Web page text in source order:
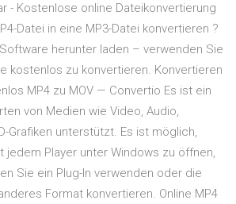
- Kostenlose online Dateikonvertierung
Datei in eine MP3-Datei konvertieren ?
herunter laden – verwenden Sie
kostenlos zu konvertieren. Konvertieren
MP4 zu MOV — Convertio Es ist ein
von Medien wie Video, Audio,
Grafiken unterstützt. Es ist möglich,
jedem Player unter Windows zu öffnen,
Sie ein Plug-In verwenden oder die
Format konvertieren. Online MP4